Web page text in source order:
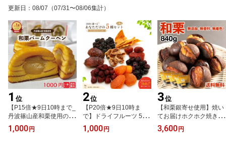
料込み 砂糖不使用 笑い
栗 忍野八海 高尾山 くり
の里
送料無料 贈り物 プレゼ
ント 忍野八海 高尾山 く
りの里
菓子 スイーツ くりの里
更新日 ： 08/07 （07/31〜08/06集計）
1 位
【P15倍★9日10時まで_
丹波篠山産和栗使用の和
栗コリーヌ】和栗バーム
クーヘン 3個セット 送料
1,000円
2位
【P20倍★9日10時ま
で】ドライフルーツ 5種
選べる セット 砂糖不使
用 お試し 食べ比べ 15g×
1,000円
3位
【和栗銀寄せ使用】焼い
てお届けホクホク焼き栗
840g(280g×3袋) 1袋あた
り14~18個入り※季節や
3,600円